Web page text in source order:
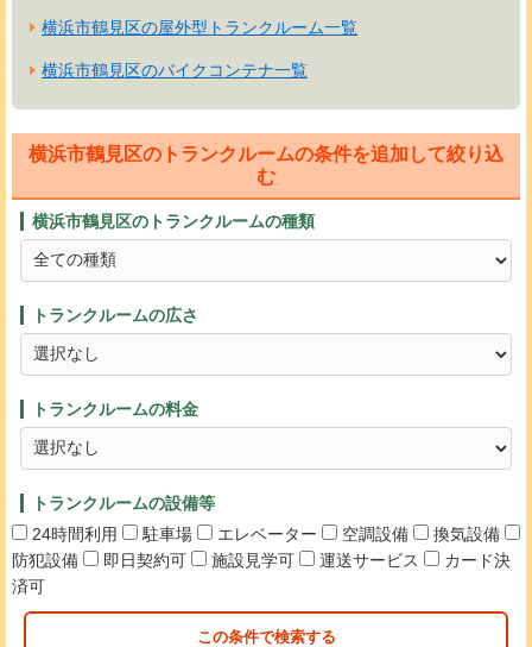
横浜市鶴見区の屋外型トランクルーム一覧
横浜市鶴見区のバイクコンテナ一覧
横浜市鶴見区のトランクルームの条件を追加して絞り込
む
横浜市鶴見区のトランクルームの種類
トランクルームの広さ
トランクルームの料金
トランクルームの設備等
24時間利用
駐車場 エレベーター 空調設備
換気設備
防犯設備
即日契約可 施設見学可 運送サービス
カード決
済可
この条件で検索する